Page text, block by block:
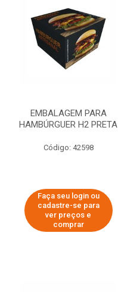
EMBALAGEM PARA
HAMBÚRGUER H2 PRETA
Código: 42598
Faça seu login ou
cadastre-se para
ver preços e
comprar